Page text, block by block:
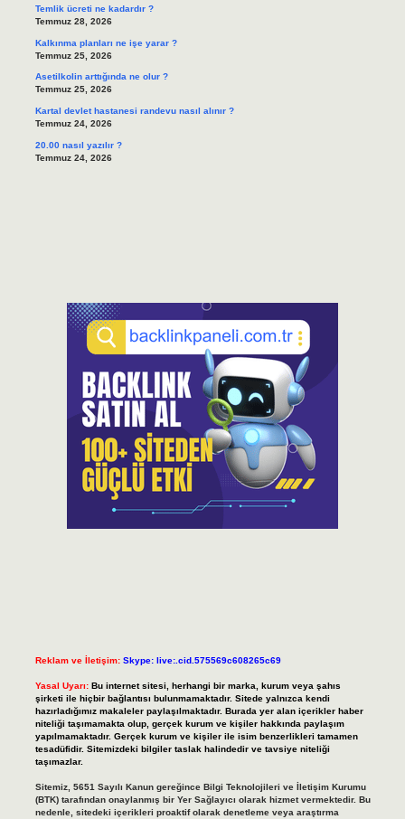
Temlik ücreti ne kadardır ?
Temmuz 28, 2026
Kalkınma planları ne işe yarar ?
Temmuz 25, 2026
Asetilkolin arttığında ne olur ?
Temmuz 25, 2026
Kartal devlet hastanesi randevu nasıl alınır ?
Temmuz 24, 2026
20.00 nasıl yazılır ?
Temmuz 24, 2026
Reklam ve İletişim: Skype: live:.cid.575569c608265c69
Yasal Uyarı: Bu internet sitesi, herhangi bir marka, kurum veya şahıs
şirketi ile hiçbir bağlantısı bulunmamaktadır. Sitede yalnızca kendi
hazırladığımız makaleler paylaşılmaktadır. Burada yer alan içerikler haber
niteliği taşımamakta olup, gerçek kurum ve kişiler hakkında paylaşım
yapılmamaktadır. Gerçek kurum ve kişiler ile isim benzerlikleri tamamen
tesadüfidir. Sitemizdeki bilgiler taslak halindedir ve tavsiye niteliği
taşımazlar.
Sitemiz, 5651 Sayılı Kanun gereğince Bilgi Teknolojileri ve İletişim Kurumu
(BTK) tarafından onaylanmış bir Yer Sağlayıcı olarak hizmet vermektedir. Bu
nedenle, sitedeki içerikleri proaktif olarak denetleme veya araştırma